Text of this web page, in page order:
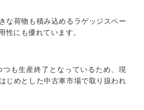
な荷物も積み込めるラゲッジスペー
性にも優れています。
も生産終了となっているため、現
じめとした中古車市場で取り扱われ